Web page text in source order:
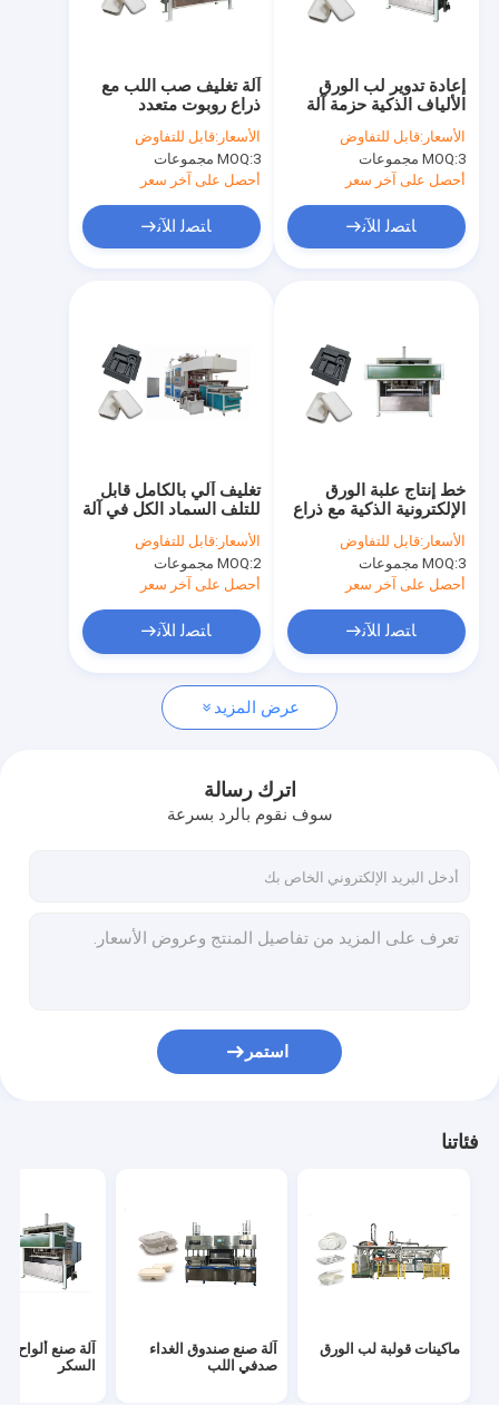
أشرطة فيديو
مراقبة الجودة
اتصل بنا
اطلب اقتباس
ماكينات قولبة لب الورق
آلة صنع ألواح قصب السكر
آلة تغليف ألياف لب الورق الأوتوماتيكية
المعدات المساعدة لباب الورق
آلة تغليف صب اللب مع
ذراع روبوت متعدد
المفاصل
الأسعار:قابل للتفاوض
MOQ:3 مجموعات
أحصل على آخر سعر
ﺎﺘﺼﻟ ﺍﻶﻧ
إعادة تدوير لب الورق
الألياف الذكية حزمة آلة
عالية نهاية الصحافة
الرطب
الأسعار:قابل للتفاوض
MOQ:3 مجموعات
أحصل على آخر سعر
ﺎﺘﺼﻟ ﺍﻶﻧ
تغليف آلي بالكامل قابل
للتلف السماد الكل في آلة
واحدة
الأسعار:قابل للتفاوض
MOQ:2 مجموعات
أحصل على آخر سعر
ﺎﺘﺼﻟ ﺍﻶﻧ
خط إنتاج علبة الورق
الإلكترونية الذكية مع ذراع
روبوت متعدد الوصلات
الأسعار:قابل للتفاوض
MOQ:3 مجموعات
أحصل على آخر سعر
ﺎﺘﺼﻟ ﺍﻶﻧ
عرض المزيد
اترك رسالة
سوف نقوم بالرد بسرعة
استمر
فئاتنا
ماكينات قولبة لب الورق
آلة صنع صندوق الغداء
صدفي اللب
آلة صنع ألواح
السكر